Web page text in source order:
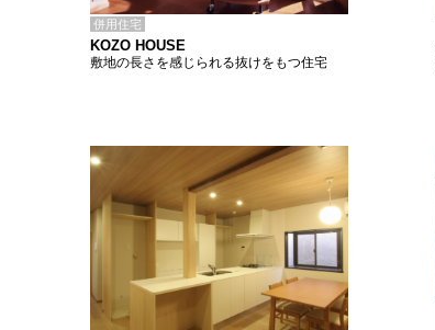
併用住宅
KOZO HOUSE
敷地の長さを感じられる抜けをもつ住宅